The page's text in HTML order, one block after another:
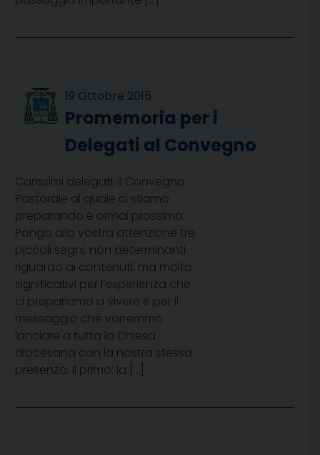
19 Ottobre 2015
Promemoria per i
Delegati al Convegno
Carissimi delegati, il Convegno
Pastorale al quale ci stiamo
preparando è ormai prossimo.
Pongo alla vostra attenzione tre
piccoli segni, non determinanti
riguardo ai contenuti, ma molto
significativi per l’esperienza che
ci prepariamo a vivere e per il
messaggio che vorremmo
lanciare a tutta la Chiesa
diocesana con la nostra stessa
presenza. Il primo: la […]